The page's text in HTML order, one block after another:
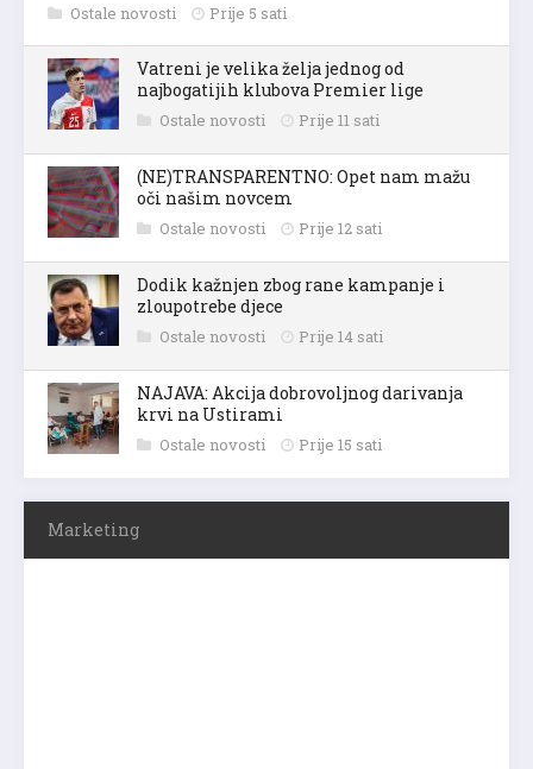
Ostale novosti Prije 5 sati
Vatreni je velika želja jednog od
najbogatijih klubova Premier lige
Ostale novosti Prije 11 sati
(NE)TRANSPARENTNO: Opet nam mažu
oči našim novcem
Ostale novosti Prije 12 sati
Dodik kažnjen zbog rane kampanje i
zloupotrebe djece
Ostale novosti Prije 14 sati
NAJAVA: Akcija dobrovoljnog darivanja
krvi na Ustirami
Ostale novosti Prije 15 sati
Marketing